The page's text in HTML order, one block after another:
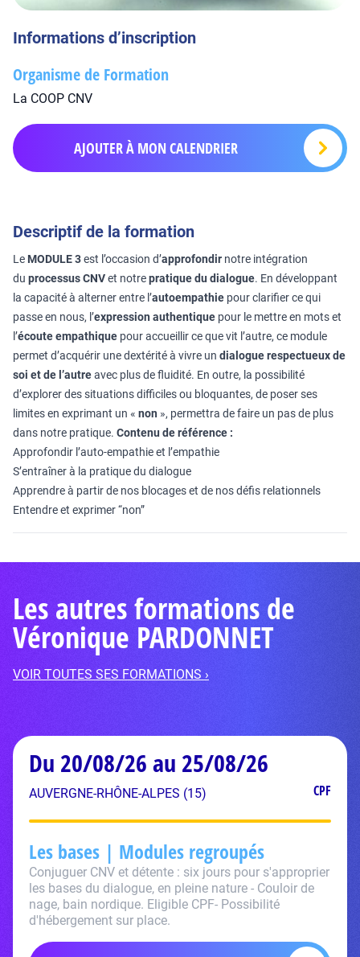
Informations d’inscription
Organisme de Formation
La COOP CNV
AJOUTER À MON CALENDRIER
Descriptif de la formation
Le MODULE 3est l’occasion d’approfondir notre intégration
du processus CNVet notrepratique du dialogue. En développant
la capacité à alterner entre l’autoempathie pour clarifier ce qui
passe en nous, l’expression authentique pour le mettre en mots et
l’écoute empathique pour accueillir ce que vit l’autre, ce module
permet d’acquérir une dextérité à vivre un dialogue respectueux de
soi et de l’autreavec plus de fluidité. En outre, la possibilité
d’explorer des situations difficiles ou bloquantes, de poser ses
limites en exprimant un « non », permettra de faire un pas de plus
dans notre pratique. Contenu de référence :
Approfondir l’auto-empathie et l’empathie
S’entraîner à la pratique du dialogue
Apprendre à partir de nos blocages et de nos défis relationnels
Entendre et exprimer “non”
Les autres formations de
Véronique PARDONNET
VOIR TOUTES SES FORMATIONS ›
Du 20/08/26 au 25/08/26
AUVERGNE-RHÔNE-ALPES (15) CPF
Les bases | Modules regroupés
Conjuguer CNV et détente : six jours pour s'approprier
les bases du dialogue, en pleine nature - Couloir de
nage, bain nordique. Eligible CPF- Possibilité
d'hébergement sur place.